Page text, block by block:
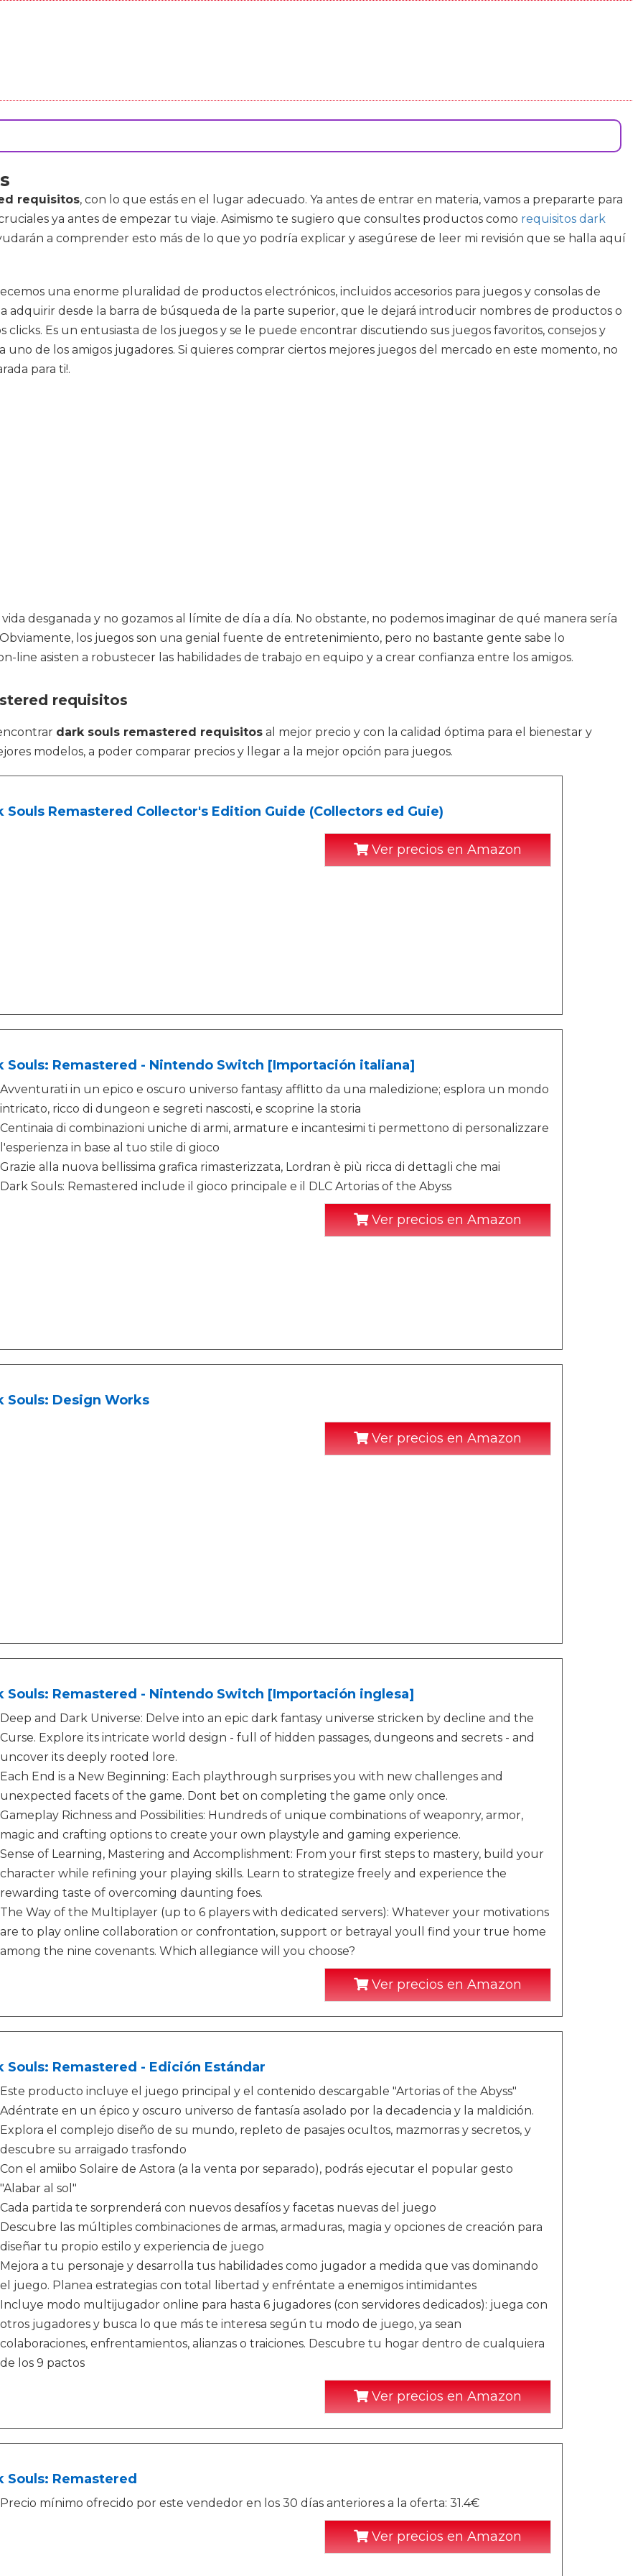
requisitos, con lo que estás en el lugar adecuado. Ya antes de entrar en materia, vamos a prepararte para
ya antes de empezar tu viaje. Asimismo te sugiero que consultes productos como requisitos dark
a comprender esto más de lo que yo podría explicar y asegúrese de leer mi revisión que se halla aquí
una enorme pluralidad de productos electrónicos, incluidos accesorios para juegos y consolas de
adquirir desde la barra de búsqueda de la parte superior, que le dejará introducir nombres de productos o
clicks. Es un entusiasta de los juegos y se le puede encontrar discutiendo sus juegos favoritos, consejos y
uno de los amigos jugadores. Si quieres comprar ciertos mejores juegos del mercado en este momento, no
para ti!.
desganada y no gozamos al límite de día a día. No obstante, no podemos imaginar de qué manera sería
los juegos son una genial fuente de entretenimiento, pero no bastante gente sabe lo
line asisten a robustecer las habilidades de trabajo en equipo y a crear confianza entre los amigos.
requisitos
dark souls remastered requisitos al mejor precio y con la calidad óptima para el bienestar y
modelos, a poder comparar precios y llegar a la mejor opción para juegos.
Souls Remastered Collector's Edition Guide (Collectors ed Guie)
Ver precios en Amazon
Souls: Remastered - Nintendo Switch [Importación italiana]
Avventurati in un epico e oscuro universo fantasy afflitto da una maledizione; esplora un mondo
intricato, ricco di dungeon e segreti nascosti, e scoprine la storia
Centinaia di combinazioni uniche di armi, armature e incantesimi ti permettono di personalizzare
l'esperienza in base al tuo stile di gioco
Grazie alla nuova bellissima grafica rimasterizzata, Lordran è più ricca di dettagli che mai
Dark Souls: Remastered include il gioco principale e il DLC Artorias of the Abyss
Ver precios en Amazon
Souls: Design Works
Ver precios en Amazon
Souls: Remastered - Nintendo Switch [Importación inglesa]
Deep and Dark Universe: Delve into an epic dark fantasy universe stricken by decline and the
Curse. Explore its intricate world design - full of hidden passages, dungeons and secrets - and
uncover its deeply rooted lore.
Each End is a New Beginning: Each playthrough surprises you with new challenges and
unexpected facets of the game. Dont bet on completing the game only once.
Gameplay Richness and Possibilities: Hundreds of unique combinations of weaponry, armor,
magic and crafting options to create your own playstyle and gaming experience.
Sense of Learning, Mastering and Accomplishment: From your first steps to mastery, build your
character while refining your playing skills. Learn to strategize freely and experience the
rewarding taste of overcoming daunting foes.
The Way of the Multiplayer (up to 6 players with dedicated servers): Whatever your motivations
are to play online collaboration or confrontation, support or betrayal youll find your true home
among the nine covenants. Which allegiance will you choose?
Ver precios en Amazon
Souls: Remastered - Edición Estándar
Este producto incluye el juego principal y el contenido descargable "Artorias of the Abyss"
Adéntrate en un épico y oscuro universo de fantasía asolado por la decadencia y la maldición.
Explora el complejo diseño de su mundo, repleto de pasajes ocultos, mazmorras y secretos, y
descubre su arraigado trasfondo
Con el amiibo Solaire de Astora (a la venta por separado), podrás ejecutar el popular gesto
"Alabar al sol"
Cada partida te sorprenderá con nuevos desafíos y facetas nuevas del juego
Descubre las múltiples combinaciones de armas, armaduras, magia y opciones de creación para
diseñar tu propio estilo y experiencia de juego
Mejora a tu personaje y desarrolla tus habilidades como jugador a medida que vas dominando
el juego. Planea estrategias con total libertad y enfréntate a enemigos intimidantes
Incluye modo multijugador online para hasta 6 jugadores (con servidores dedicados): juega con
otros jugadores y busca lo que más te interesa según tu modo de juego, ya sean
colaboraciones, enfrentamientos, alianzas o traiciones. Descubre tu hogar dentro de cualquiera
de los 9 pactos
Ver precios en Amazon
Souls: Remastered
Precio mínimo ofrecido por este vendedor en los 30 días anteriores a la oferta: 31.4€
Ver precios en Amazon